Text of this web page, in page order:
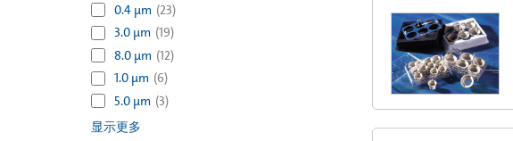
0.4 µm (23)
3.0 µm (19)
8.0 µm (12)
1.0 µm (6)
5.0 µm (3)
显示更多